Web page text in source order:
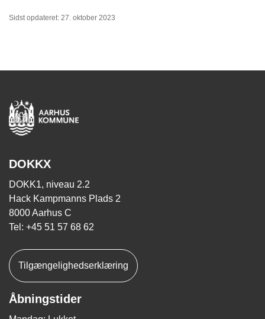
Sidst opdateret: 27. oktober 2023
DOKKX
DOKK1, niveau 2.2
Hack Kampmanns Plads 2
8000 Aarhus C
Tel: +45 51 57 68 62
Tilgængelighedserklæring
Åbningstider